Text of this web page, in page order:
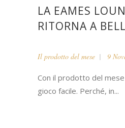
LA EAMES
RITORNA A
Il prodotto del mese 9
Con il prodotto del
gioco facile. Perché, in...